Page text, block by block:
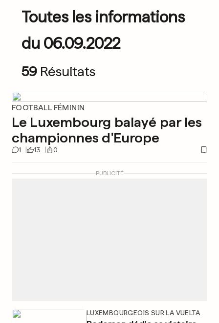
Toutes les informations
du 06.09.2022
59 Résultats
FOOTBALL FÉMININ
Le Luxembourg balayé par les
championnes d'Europe
1 13 0
LUXEMBOURGEOIS SUR LA VUELTA
PUBLICITÉ